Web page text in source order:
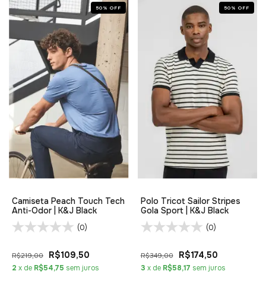
50 % OFF
Camiseta Peach Touch Tech
Anti-Odor | K&J Black
(0)
R$219,00 R$109,50
2 x de R$54,75 sem juros
50 % OFF
Polo Tricot Sailor Stripes
Gola Sport | K&J Black
(0)
R$349,00 R$174,50
3 x de R$58,17 sem juros